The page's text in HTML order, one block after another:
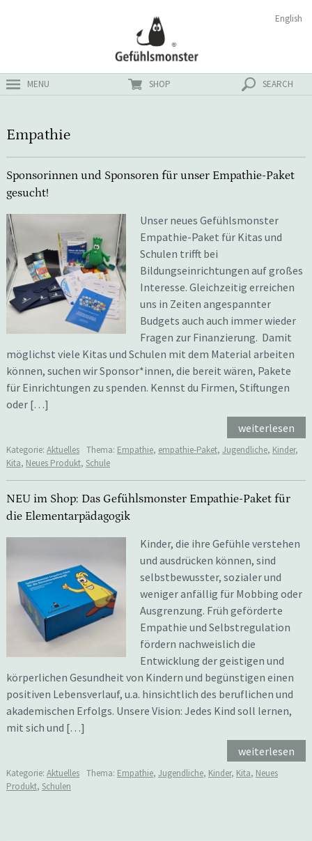
MENU SHOP SEARCH
English
Empathie
Sponsorinnen und Sponsoren für unser Empathie-Paket
gesucht!
Unser neues Gefühlsmonster
Empathie-Paket für Kitas und
Schulen trifft bei
Bildungseinrichtungen auf großes
Interesse. Gleichzeitig erreichen
uns in Zeiten angespannter
Budgets auch auch immer wieder
Fragen zur Finanzierung. Damit
möglichst viele Kitas und Schulen mit dem Material arbeiten
können, suchen wir Sponsor*innen, die bereit wären, Pakete
für Einrichtungen zu spenden. Kennst du Firmen, Stiftungen
oder […]
weiterlesen
Kategorie: Aktuelles Thema: Empathie, empathie-Paket, Jugendliche, Kinder,
Kita, Neues Produkt, Schule
NEU im Shop: Das Gefühlsmonster Empathie-Paket für
die Elementarpädagogik
Kinder, die ihre Gefühle verstehen
und ausdrücken können, sind
selbstbewusster, sozialer und
weniger anfällig für Mobbing oder
Ausgrenzung. Früh geförderte
Empathie und Selbstregulation
fördern nachweislich die
Entwicklung der geistigen und
körperlichen Gesundheit von Kindern und begünstigen einen
positiven Lebensverlauf, u.a. hinsichtlich des beruflichen und
akademischen Erfolgs. Unsere Vision: Jedes Kind soll lernen,
mit sich und […]
weiterlesen
Kategorie: Aktuelles Thema: Empathie, Jugendliche, Kinder, Kita, Neues
Produkt, Schulen